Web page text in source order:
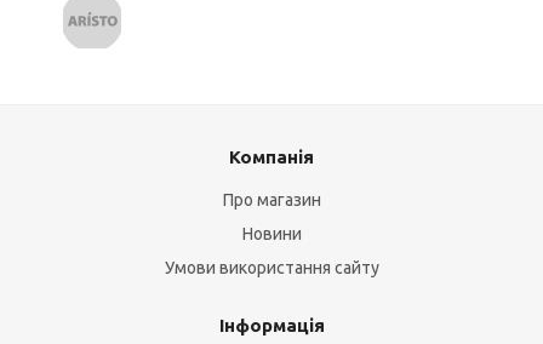
Компанія
Про магазин
Новини
Умови використання сайту
Інформація